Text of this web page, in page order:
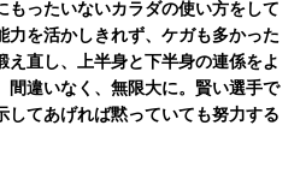
もったいないカラダの使い方をして
力を活かしきれず、ケガも多かった
直し、上半身と下半身の連係をよ
間違いなく、無限大に。賢い選手で
してあげれば黙っていても努力する